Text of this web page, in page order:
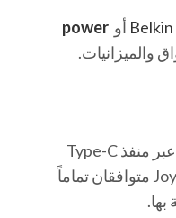
أو power
والميزانيات.
افضل باور بانك شحن سريع لأجهزة الآيفون هو الذي يدعم تقنية التوصيل السريع (Power Delivery – PD) عبر منفذ Type-C
إلى Lightning أو Type-C إلى Type-C (للإصدارات الحديثة). كلا الجهازين المذكورين Anker Zolo و Joyroom متوافقان تماماً